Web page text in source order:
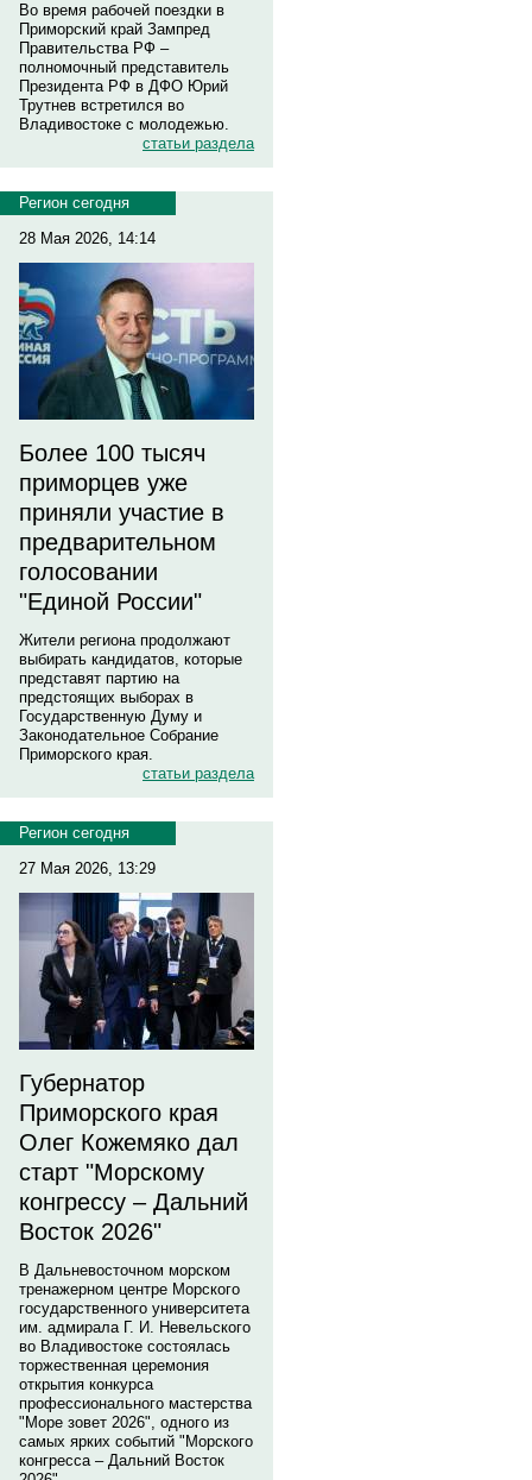
Во время рабочей поездки в
Приморский край Зампред
Правительства РФ –
полномочный представитель
Президента РФ в ДФО Юрий
Трутнев встретился во
Владивостоке с молодежью.
статьи раздела
Регион сегодня
28 Мая 2026, 14:14
Более 100 тысяч
приморцев уже
приняли участие в
предварительном
голосовании
"Единой России"
Жители региона продолжают
выбирать кандидатов, которые
представят партию на
предстоящих выборах в
Государственную Думу и
Законодательное Собрание
Приморского края.
статьи раздела
Регион сегодня
27 Мая 2026, 13:29
Губернатор
Приморского края
Олег Кожемяко дал
старт "Морскому
конгрессу – Дальний
Восток 2026"
В Дальневосточном морском
тренажерном центре Морского
государственного университета
им. адмирала Г. И. Невельского
во Владивостоке состоялась
торжественная церемония
открытия конкурса
профессионального мастерства
"Море зовет 2026", одного из
самых ярких событий "Морского
конгресса – Дальний Восток